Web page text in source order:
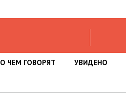
О ЧЕМ ГОВОРЯТ УВИДЕНО